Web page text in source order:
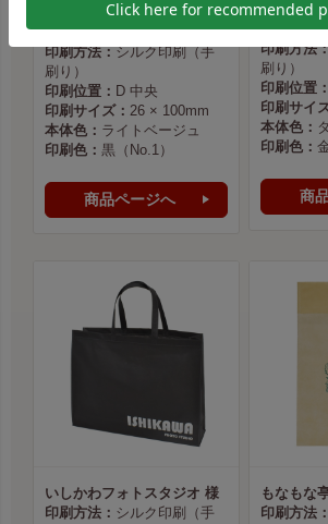
株式会社 Co.193 様
印刷方法： シルク印刷（手
刷り）
印刷位置： D 中央
印刷サイズ： 26 × 100mm
本体色： ライトベージュ
印刷色： 黒（No.1）
商品ページへ
印刷方法
刷り）
印刷位置：
印刷サイ
本体色：
印刷色：
商
いしかわフォトスタジオ 様
印刷方法： シルク印刷（手
もなもな
印刷方法：